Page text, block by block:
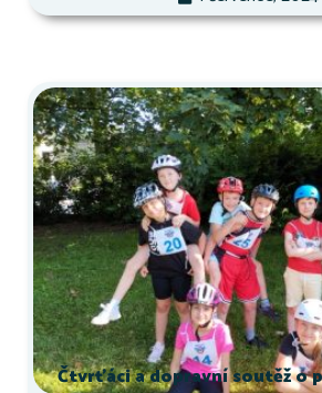
Čtvrťáci a dopravní soutěž o